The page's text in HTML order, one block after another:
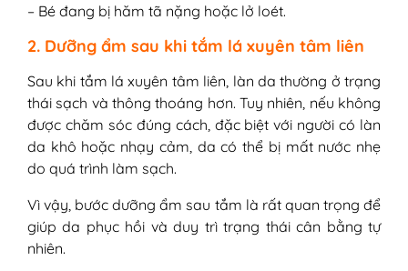
– Bé đang bị hăm tã nặng hoặc lở loét.
2. Dưỡng ẩm sau khi tắm lá xuyên tâm liên
Sau khi tắm lá xuyên tâm liên, làn da thường ở trạng
thái sạch và thông thoáng hơn. Tuy nhiên, nếu không
được chăm sóc đúng cách, đặc biệt với người có làn
da khô hoặc nhạy cảm, da có thể bị mất nước nhẹ
do quá trình làm sạch.
Vì vậy, bước dưỡng ẩm sau tắm là rất quan trọng để
giúp da phục hồi và duy trì trạng thái cân bằng tự
nhiên.